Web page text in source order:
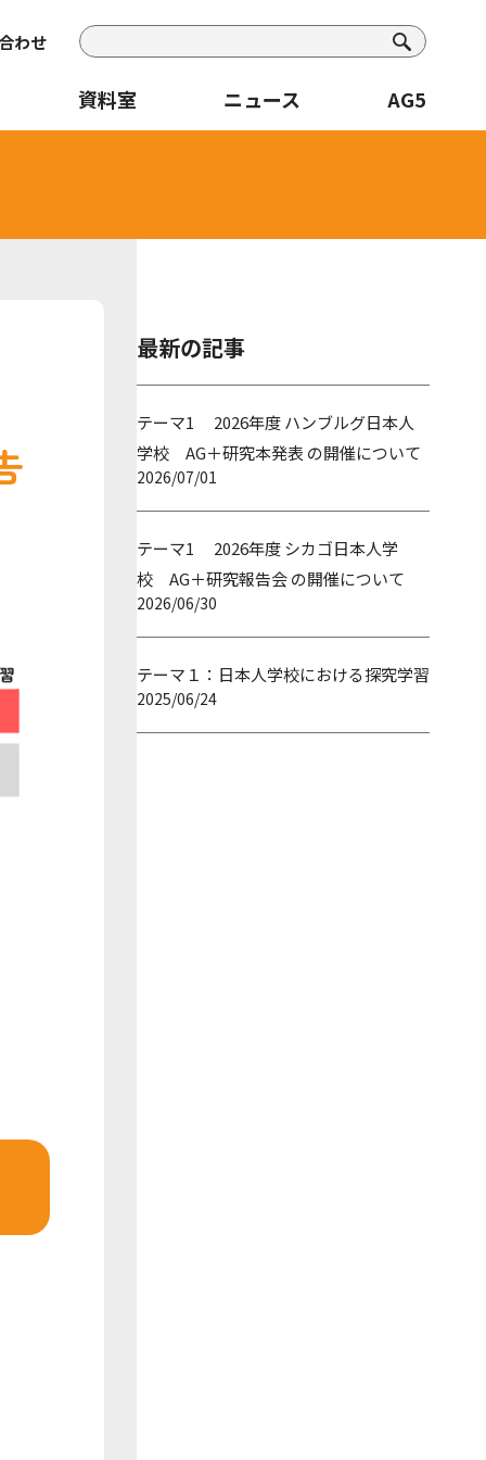
わせ
資料室 ニュース AG5
最新の記事
テーマ1 2026年度 ハンブルグ日本人
学校 AG＋研究本発表 の開催について
2026/07/01
テーマ1 2026年度 シカゴ日本人学
校 AG＋研究報告会 の開催について
2026/06/30
テーマ１：日本人学校における探究学習
2025/06/24